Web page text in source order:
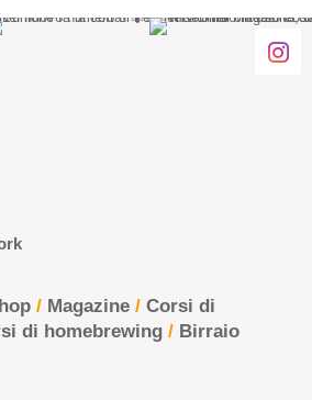
/ Magazine / Corsi di
di homebrewing / Birraio